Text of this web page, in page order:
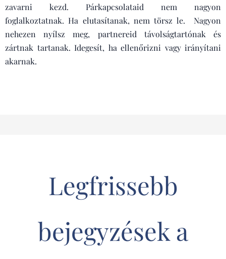
zavarni kezd. Párkapcsolataid nem nagyon
foglalkoztatnak. Ha elutasítanak, nem törsz le. Nagyon
nehezen nyílsz meg, partnereid távolságtartónak és
zártnak tartanak. Idegesít, ha ellenőrizni vagy irányítani
akarnak.
Legfrissebb
bejegyzések a